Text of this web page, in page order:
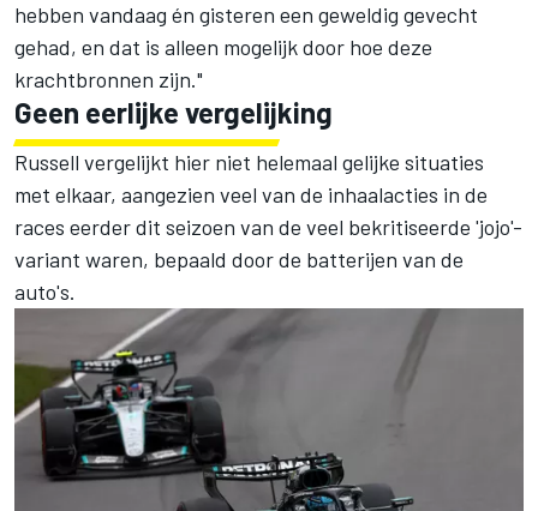
hebben vandaag én gisteren een geweldig gevecht
gehad, en dat is alleen mogelijk door hoe deze
krachtbronnen zijn."
Geen eerlijke vergelijking
Russell vergelijkt hier niet helemaal gelijke situaties
met elkaar, aangezien veel van de inhaalacties in de
races eerder dit seizoen van de veel bekritiseerde 'jojo'-
variant waren, bepaald door de batterijen van de
auto's.